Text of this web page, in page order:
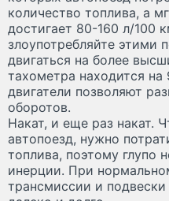
количество топлива, а
достигает 80-160 л/100
злоупотребляйте этими
двигаться на более
тахометра находится
двигатели позволяют
оборотов.
Накат, и еще раз накат.
автопоезд, нужно
топлива, поэтому глупо
инерции. При
трансмиссии и подвески